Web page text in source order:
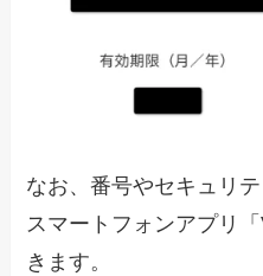
なお、番号やセキュリ
スマートフォンアプリ
きます。